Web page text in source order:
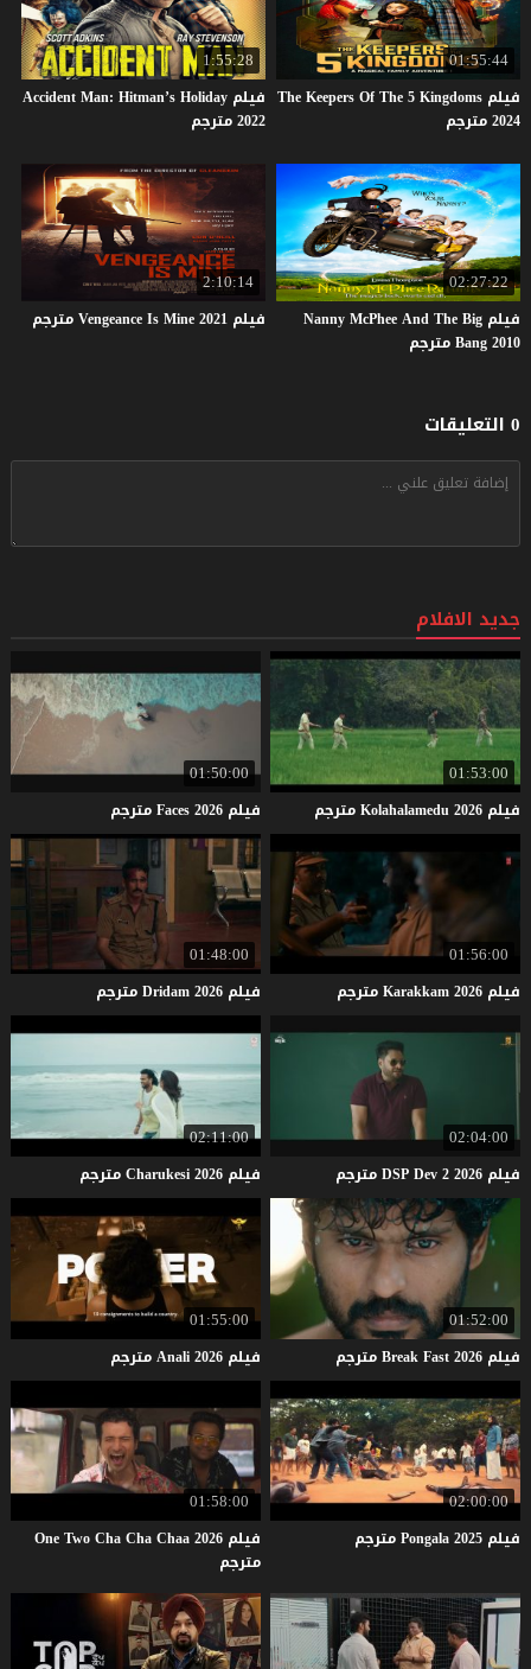
01:55:44
فيلم The Keepers Of The 5 Kingdoms
2024 مترجم
1:55:28
فيلم Accident Man: Hitman’s Holiday
2022 مترجم
02:27:22
فيلم Nanny McPhee And The Big
Bang 2010 مترجم
2:10:14
فيلم VengeanceIsMine2021 مترجم
0 التعليقات
جديد الافلام
01:53:00
فيلم Kolahalamedu2026 مترجم
01:50:00
فيلم Faces2026 مترجم
01:56:00
فيلم Karakkam2026 مترجم
01:48:00
فيلم Dridam2026 مترجم
02:04:00
فيلم DSPDev22026 مترجم
02:11:00
فيلم Charukesi2026 مترجم
01:52:00
فيلم BreakFast2026 مترجم
01:55:00
فيلم Anali2026 مترجم
02:00:00
فيلم Pongala2025 مترجم
01:58:00
فيلم One Two Cha Cha Chaa 2026
مترجم